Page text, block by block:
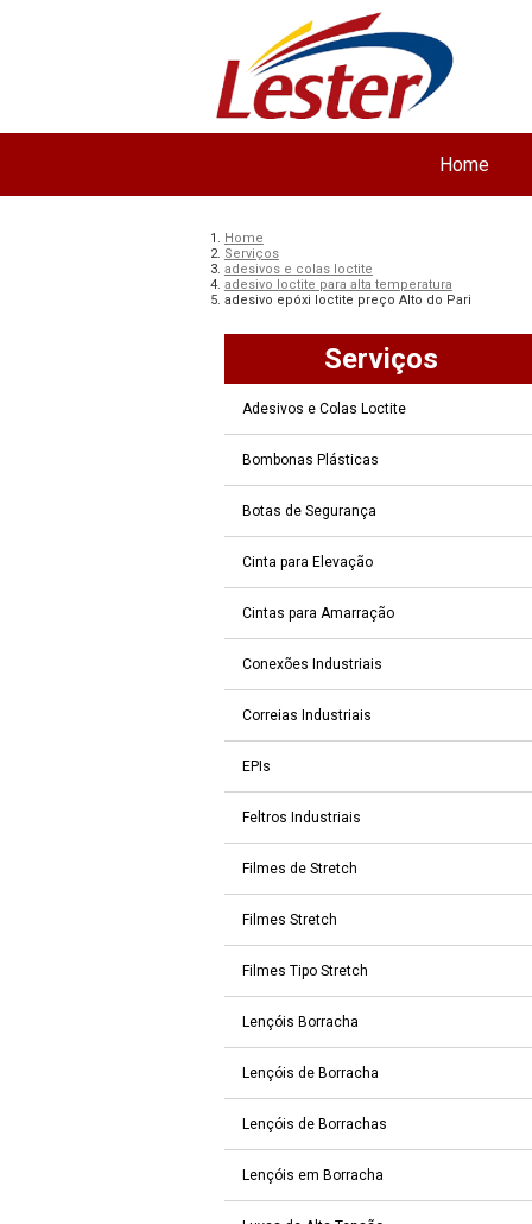
Home
Home
Serviços
adesivos e colas loctite
adesivo loctite para alta temperatura
adesivo epóxi loctite preço Alto do Pari
Serviços
Adesivos e Colas Loctite
Bombonas Plásticas
Botas de Segurança
Cinta para Elevação
Cintas para Amarração
Conexões Industriais
Correias Industriais
EPIs
Feltros Industriais
Filmes de Stretch
Filmes Stretch
Filmes Tipo Stretch
Lençóis Borracha
Lençóis de Borracha
Lençóis de Borrachas
Lençóis em Borracha